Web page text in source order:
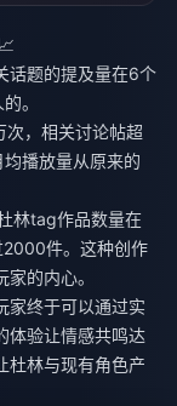
话题的提及量在6个
。
，相关讨论帖超
播放量从原来的
林tag作品数量在
件。这种创作
的内心。
终于可以通过实
体验让情感共鸣达
杜林与现有角色产